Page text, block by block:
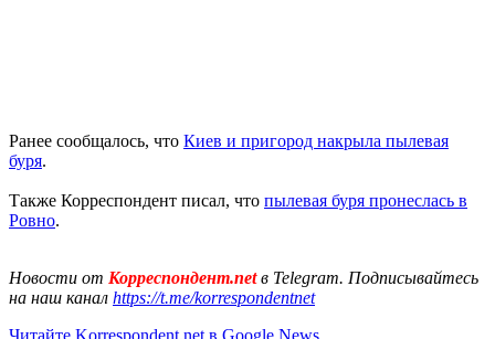
Ранее сообщалось, что Киев и пригород накрыла пылевая
буря.
Также Корреспондент писал, что пылевая буря пронеслась в
Ровно.
Новости от Корреспондент.netв Telegram. Подписывайтесь
на наш канал https://t.me/korrespondentnet
Читайте Korrespondent.net в Google News